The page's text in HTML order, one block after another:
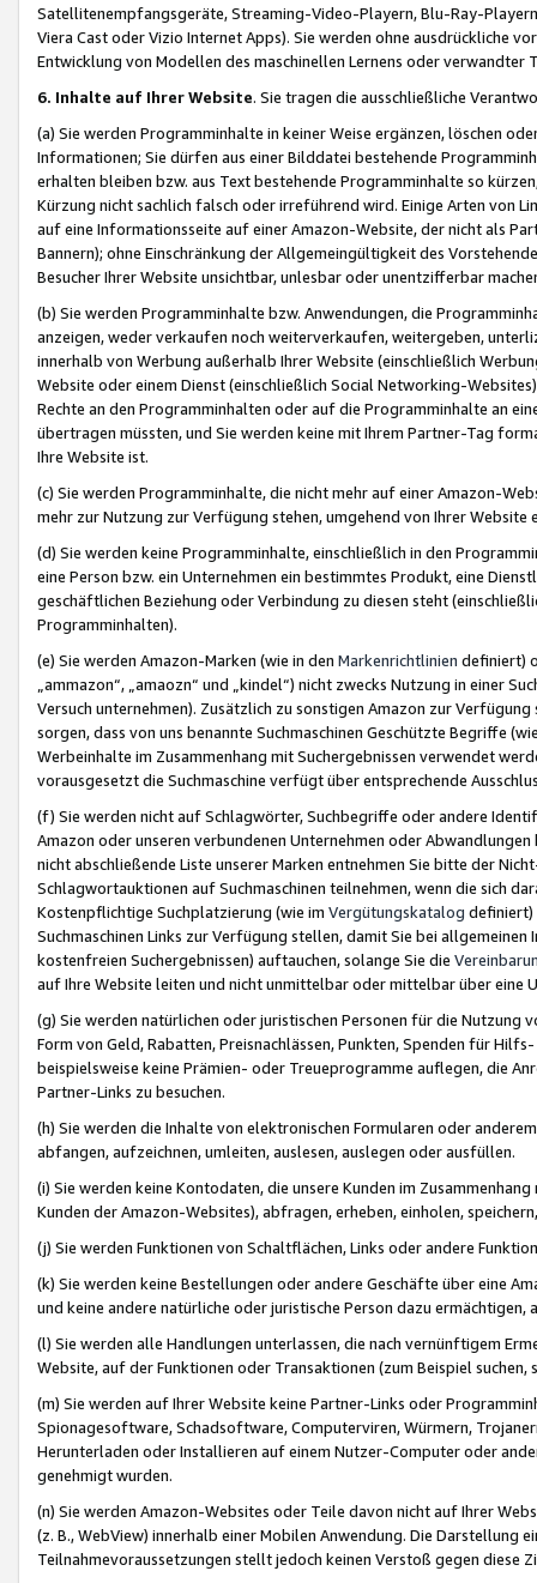
Satellitenempfangsgeräte, Streaming-Video-Playern, Blu-Ray-
Viera Cast oder Vizio Internet Apps). Sie werden ohne ausdrückliche
Entwicklung von Modellen des maschinellen Lernens oder
6. Inhalte auf Ihrer Website. Sie tragen die ausschließliche
(a) Sie werden Programminhalte in keiner Weise ergänzen, löschen
Informationen; Sie dürfen aus einer Bilddatei bestehende
erhalten bleiben bzw. aus Text bestehende Programminhalte so
Kürzung nicht sachlich falsch oder irreführend wird. Einige Arten von
auf eine Informationsseite auf einer Amazon-Website, der nicht als
Bannern); ohne Einschränkung der Allgemeingültigkeit des
Besucher Ihrer Website unsichtbar, unlesbar oder unentzifferbar
(b) Sie werden Programminhalte bzw. Anwendungen, die
anzeigen, weder verkaufen noch weiterverkaufen, weitergeben,
innerhalb von Werbung außerhalb Ihrer Website (einschließlich
Website oder einem Dienst (einschließlich Social Networking-
Rechte an den Programminhalten oder auf die Programminhalte an
übertragen müssten, und Sie werden keine mit Ihrem Partner-Tag
Ihre Website ist.
(c) Sie werden Programminhalte, die nicht mehr auf einer Amazon-
mehr zur Nutzung zur Verfügung stehen, umgehend von Ihrer
(d) Sie werden keine Programminhalte, einschließlich in den
eine Person bzw. ein Unternehmen ein bestimmtes Produkt, eine
geschäftlichen Beziehung oder Verbindung zu diesen steht
Programminhalten).
(e) Sie werden Amazon-Marken (wie in den Markenrichtlinien definiert)
„ammazon“, „amaozn“ und „kindel“) nicht zwecks Nutzung in einer
Versuch unternehmen). Zusätzlich zu sonstigen Amazon zur
sorgen, dass von uns benannte Suchmaschinen Geschützte Begriffe
Werbeinhalte im Zusammenhang mit Suchergebnissen verwendet
vorausgesetzt die Suchmaschine verfügt über entsprechende
(f) Sie werden nicht auf Schlagwörter, Suchbegriffe oder andere
Amazon oder unseren verbundenen Unternehmen oder
nicht abschließende Liste unserer Marken entnehmen Sie bitte der
Schlagwortauktionen auf Suchmaschinen teilnehmen, wenn die sich
Kostenpflichtige Suchplatzierung (wie im Vergütungskatalog definiert)
Suchmaschinen Links zur Verfügung stellen, damit Sie bei
kostenfreien Suchergebnissen) auftauchen, solange Sie die
auf Ihre Website leiten und nicht unmittelbar oder mittelbar über eine
(g) Sie werden natürlichen oder juristischen Personen für die Nutzung
Form von Geld, Rabatten, Preisnachlässen, Punkten, Spenden für
beispielsweise keine Prämien- oder Treueprogramme auflegen, die
Partner-Links zu besuchen.
(h) Sie werden die Inhalte von elektronischen Formularen oder
abfangen, aufzeichnen, umleiten, auslesen, auslegen oder ausfüllen.
(i) Sie werden keine Kontodaten, die unsere Kunden im
Kunden der Amazon-Websites), abfragen, erheben, einholen,
(j) Sie werden Funktionen von Schaltflächen, Links oder andere
(k) Sie werden keine Bestellungen oder andere Geschäfte über eine
und keine andere natürliche oder juristische Person dazu
(l) Sie werden alle Handlungen unterlassen, die nach vernünftigem
Website, auf der Funktionen oder Transaktionen (zum Beispiel
(m) Sie werden auf Ihrer Website keine Partner-Links oder
Spionagesoftware, Schadsoftware, Computerviren, Würmern,
Herunterladen oder Installieren auf einem Nutzer-Computer oder
genehmigt wurden.
(n) Sie werden Amazon-Websites oder Teile davon nicht auf Ihrer
(z. B., WebView) innerhalb einer Mobilen Anwendung. Die Darstellung
Teilnahmevoraussetzungen stellt jedoch keinen Verstoß gegen diese